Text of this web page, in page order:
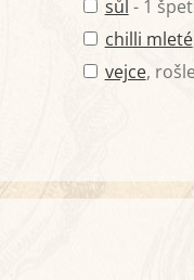
sůl - 1
chilli mleté
vejce,